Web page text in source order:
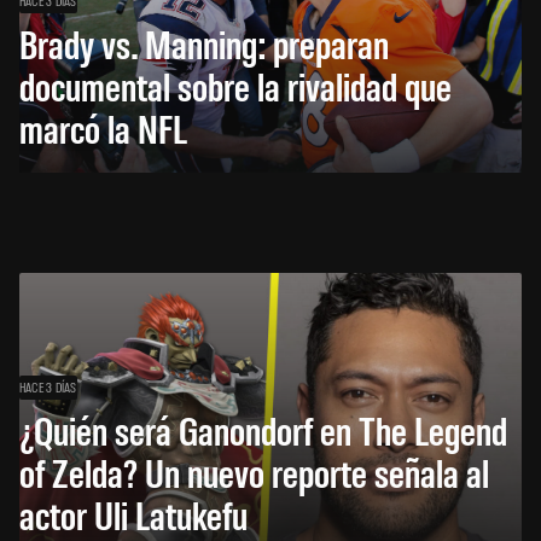
Brady vs. Manning: preparan
documental sobre la rivalidad que
marcó la NFL
HACE 3 DÍAS
¿Quién será Ganondorf en The Legend
of Zelda? Un nuevo reporte señala al
actor Uli Latukefu